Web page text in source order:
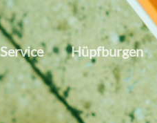
Service Hüpfburgen